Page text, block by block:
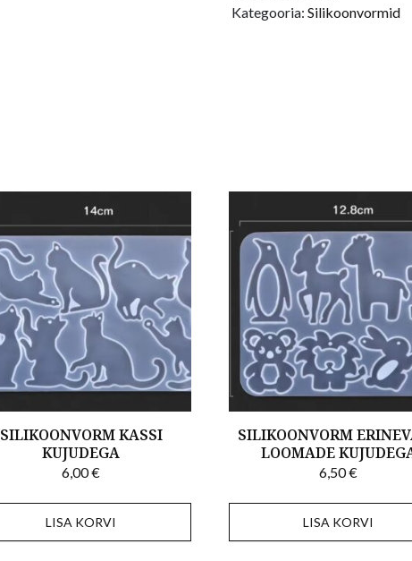
Kategooria:Silikoonvormid
SILIKOONVORM KASSI
KUJUDEGA
6,00€
LISA KORVI
SILIKOONVORM
LOOMADE
6,50€
LISA KORVI